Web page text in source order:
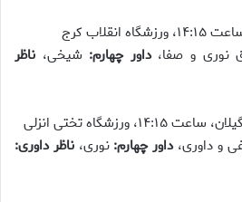
کرج
نوری و صفا،داور چهارم: شیخی، ناظر
ورزشگاه تختی انزلی
و داوری، داور چهارم: نوری،ناظر داوری: